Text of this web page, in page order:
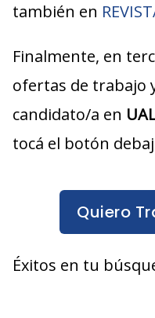
también en
Finalmente, en
ofertas de trabajo
candidato/a en
tocá el botón
Quiero
Éxitos en tu